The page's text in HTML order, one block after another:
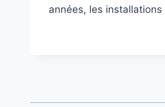
années, les